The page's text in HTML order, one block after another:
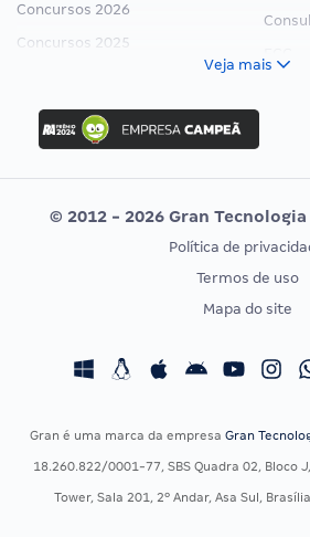
Concursos 2026
Concursos 2025
Concurso Ibama
Concurso MPU
Editais publicados
CONCURSOS POR PROFISSÃO
Concursos Fiscais
Concursos Saúde
Veja mais
© 2012 - 2026 Gran Tecnologia
Política de
Termos de uso
Mapa do site
Gran é uma marca da empresa Gran
18.260.822/0001-77, SBS Quadra 02, Bloco
Tower, Sala 201, 2º Andar, Asa Sul,